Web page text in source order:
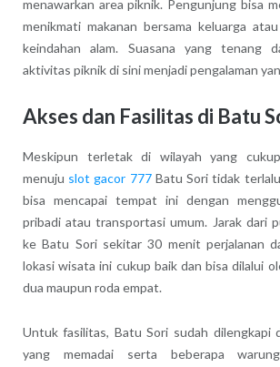
menawarkan area piknik. Pengunjung bisa
menikmati makanan bersama keluarga
keindahan alam. Suasana yang tenang
aktivitas piknik di sini menjadi pengalaman
Akses dan Fasilitas di Batu
Meskipun terletak di wilayah yang
menuju slot gacor 777Batu Sori tidak
bisa mencapai tempat ini dengan
pribadi atau transportasi umum. Jarak dari
ke Batu Sori sekitar 30 menit perjalanan
lokasi wisata ini cukup baik dan bisa dilalui
dua maupun roda empat.
Untuk fasilitas, Batu Sori sudah dilengkapi
yang memadai serta beberapa